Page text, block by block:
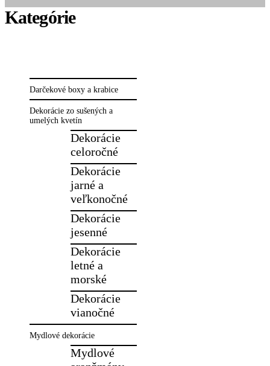
Darčekové boxy a krabice
Dekorácie zo sušených a
umelých kvetín
Dekorácie
celoročné
Dekorácie
jarné a
veľkonočné
Dekorácie
jesenné
Dekorácie
letné a
morské
Dekorácie
vianočné
Mydlové dekorácie
Mydlové